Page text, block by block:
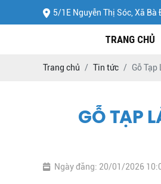
5/1E Nguyễn Thị Sóc, Xã Bà
TRANG CHỦ
Trang chủ Tin tức Gỗ
GỖ TẠP
Ngày đăng: 20/01/2026